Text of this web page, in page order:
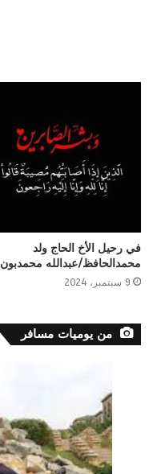
في رحيل الأخ الحاج ولد
محمدالحافظ/عبدالله محمدبون
9 سبتمبر، 2024
من يوميات مسافر